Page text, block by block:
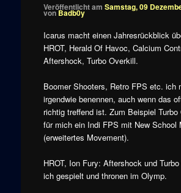
Veröffentlicht am Samstag, 09
vonBadb0y
Icarus macht einen Jahresrückblick
HROT, Herald Of Havoc, Calcium
Aftershock, Turbo Overkill.
Boomer Shooters, Retro FPS etc. ich
irgendwie benennen, auch wenn das
richtig treffend ist. Zum Beispiel Turbo
für mich ein Indi FPS mit New School
(erweitertes Movement).
HROT, Ion Fury: Aftershock und
ich gespielt und thronen im Olymp.